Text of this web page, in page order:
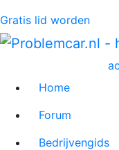
Gratis lid worden
Home
Forum
Bedrijvengids